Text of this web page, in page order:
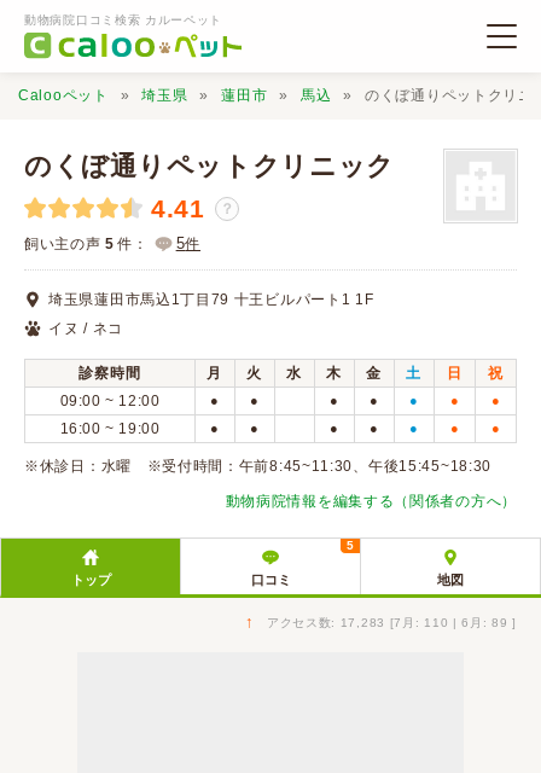
動物病院口コミ検索 カルーペット
動物病院検索
口コミ検索
Calooペットとは？
口コミ投稿
Calooペット 埼玉県 蓮田市 馬込 のくぼ通りペットクリニ
のくぼ通りペットクリニック
4.41 ？
飼い主の声 5 件： 5件
埼玉県蓮田市馬込1丁目79 十王ビルパート1 1F
イヌ / ネコ
診察時間 月 火 水 木 金 土 日
祝
09:00 ~ 12:00
● ● ● ● ● ● ●
16:00 ~ 19:00 ● ● ● ● ● ● ●
※休診日：水曜 ※受付時間：午前8:45~11:30、午後15:45~18:30
動物病院情報を編集する（関係者の方へ）
トップ 口コミ
5
地図
↑ アクセス数: 17,283 [7月: 110 | 6月: 89 ]